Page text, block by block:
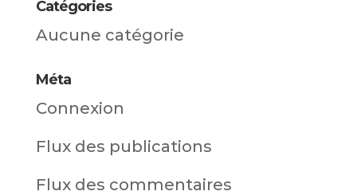
Catégories
Aucune catégorie
Méta
Connexion
Flux des publications
Flux des commentaires